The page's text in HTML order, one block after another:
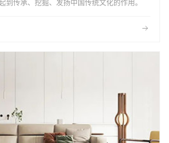
到传承、挖掘、发扬中国传统文化的作用。